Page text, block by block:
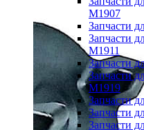
M1907
Запчасти
Запчасти
M1911
Запчасти
Запчасти
M1919
Запчасти
Запчасти
Запчасти